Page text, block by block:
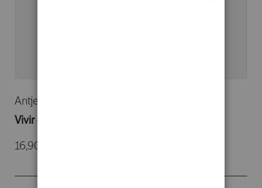
Antje Sabine Naegeli
Vivir con alta sensibilidad
16,90 €